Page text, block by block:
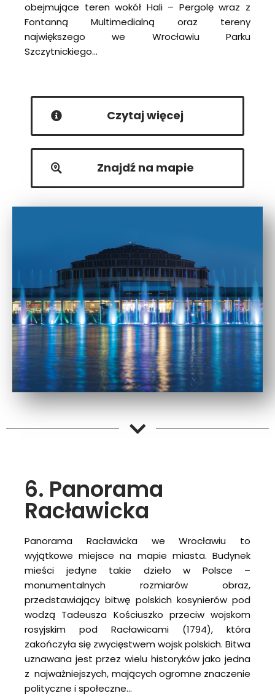
obejmujące teren wokół Hali – Pergolę wraz z
Fontanną Multimedialną oraz tereny
największego we Wrocławiu Parku
Szczytnickiego…
Czytaj więcej
Znajdź na mapie
6. Panorama
Racławicka
Panorama Racławicka we Wrocławiu to
wyjątkowe miejsce na mapie miasta. Budynek
mieści jedyne takie dzieło w Polsce –
monumentalnych rozmiarów obraz,
przedstawiający bitwę polskich kosynierów pod
wodzą Tadeusza Kościuszko przeciw wojskom
rosyjskim pod Racławicami (1794), która
zakończyła się zwycięstwem wojsk polskich. Bitwa
uznawana jest przez wielu historyków jako jedna
z najważniejszych, mających ogromne znaczenie
polityczne i społeczne…